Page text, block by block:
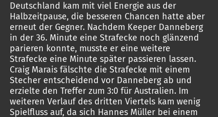
Deutschland kam mit viel Energie aus der
Halbzeitpause, die besseren Chancen hatte aber
erneut der Gegner. Nachdem Keeper Danneberg
in der 36. Minute eine Strafecke noch glänzend
parieren konnte, musste er eine weitere
Strafecke eine Minute später passieren lassen.
Craig Marais fälschte die Strafecke mit einem
Stecher entscheidend vor Danneberg ab und
erzielte den Treffer zum 3:0 für Australien. Im
weiteren Verlauf des dritten Viertels kam wenig
Spielfluss auf, da sich Hannes Müller bei einem